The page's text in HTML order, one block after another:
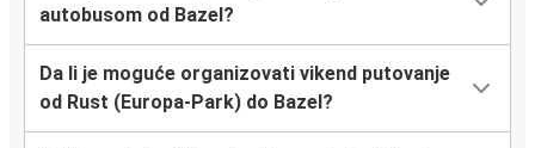
autobusom od Bazel?
Da li je moguće organizovati vikend putovanje
od Rust (Europa-Park) do Bazel?